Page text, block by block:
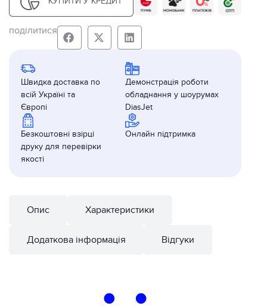
поділитися
Швидка доставка по
всій Україні та
Європі
Демонстрація роботи
обладнання у шоурумах
DiasJet
Безкоштовні взірці
друку для перевірки
якості
Онлайн підтримка
Опис Характеристики
Додаткова інформація Відгуки